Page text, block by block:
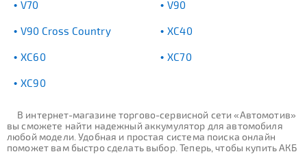
V70 V90
V90 Cross Country XC40
XC60 XC70
XC90
В интернет-магазине торгово-сервисной сети «Автомотив»
вы сможете найти надежный аккумулятор для автомобиля
любой модели. Удобная и простая система поиска онлайн
поможет вам быстро сделать выбор. Теперь, чтобы купить АКБ